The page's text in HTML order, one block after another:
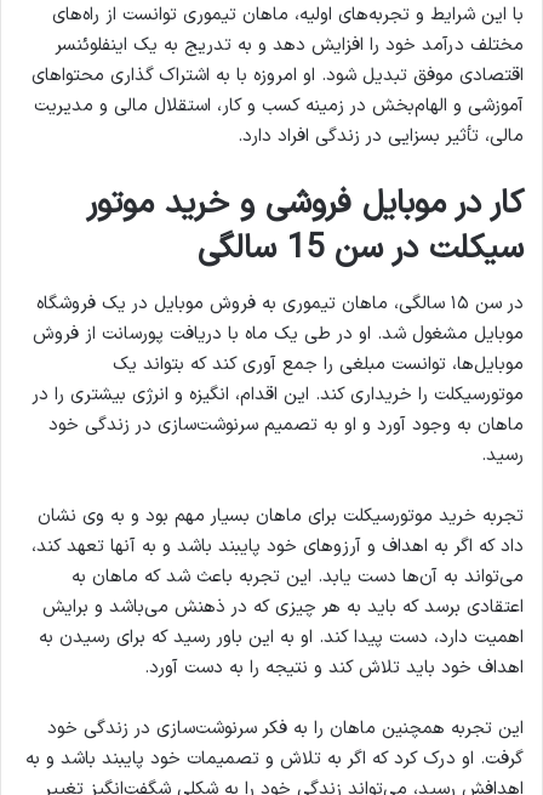
با این شرایط و تجربه‌های اولیه، ماهان تیموری توانست از راه‌های
مختلف درآمد خود را افزایش دهد و به تدریج به یک اینفلوئنسر
اقتصادی موفق تبدیل شود. او امروزه با به اشتراک گذاری محتواهای
آموزشی و الهام‌بخش در زمینه کسب و کار، استقلال مالی و مدیریت
مالی، تأثیر بسزایی در زندگی افراد دارد.
کار در موبایل فروشی و خرید موتور
سیکلت در سن 15 سالگی
در سن ۱۵ سالگی، ماهان تیموری به فروش موبایل در یک فروشگاه
موبایل مشغول شد. او در طی یک ماه با دریافت پورسانت از فروش
موبایل‌ها، توانست مبلغی را جمع آوری کند که بتواند یک
موتورسیکلت را خریداری کند. این اقدام، انگیزه و انرژی بیشتری را در
ماهان به وجود آورد و او به تصمیم سرنوشت‌سازی در زندگی خود
رسید.
تجربه خرید موتورسیکلت برای ماهان بسیار مهم بود و به وی نشان
داد که اگر به اهداف و آرزوهای خود پایبند باشد و به آنها تعهد کند،
می‌تواند به آن‌ها دست یابد. این تجربه باعث شد که ماهان به
اعتقادی برسد که باید به هر چیزی که در ذهنش می‌باشد و برایش
اهمیت دارد، دست پیدا کند. او به این باور رسید که برای رسیدن به
اهداف خود باید تلاش کند و نتیجه را به دست آورد.
این تجربه همچنین ماهان را به فکر سرنوشت‌سازی در زندگی خود
گرفت. او درک کرد که اگر به تلاش و تصمیمات خود پایبند باشد و به
اهدافش رسید، می‌تواند زندگی خود را به شکلی شگفت‌انگیز تغییر